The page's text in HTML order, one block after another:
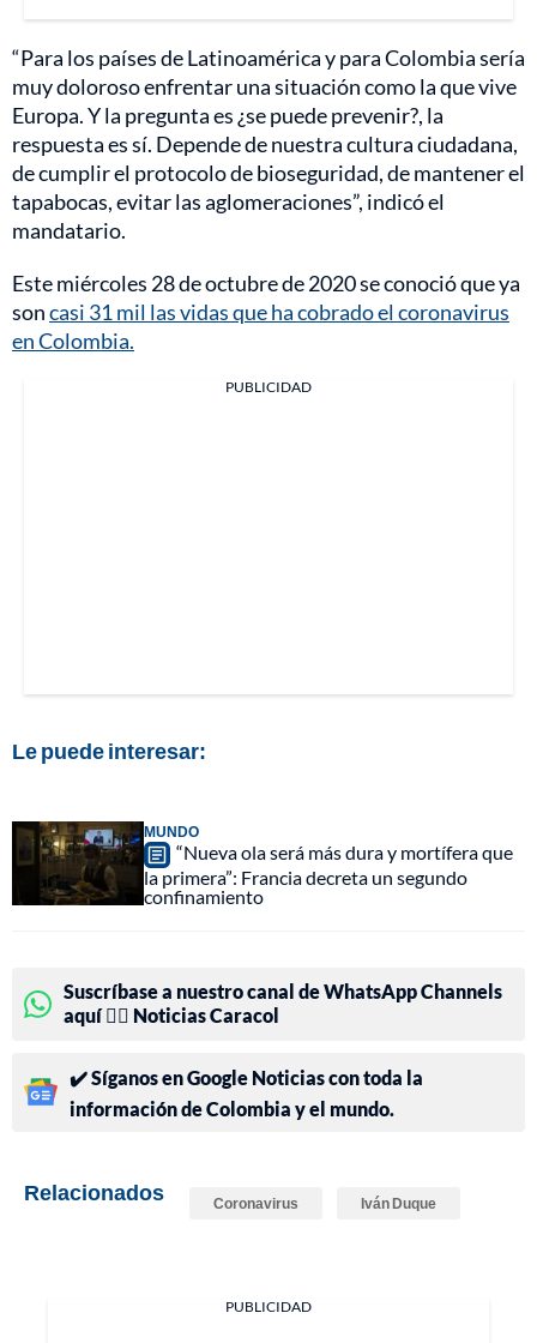
“Para los países de Latinoamérica y para Colombia sería
muy doloroso enfrentar una situación como la que vive
Europa. Y la pregunta es ¿se puede prevenir?, la
respuesta es sí. Depende de nuestra cultura ciudadana,
de cumplir el protocolo de bioseguridad, de mantener el
tapabocas, evitar las aglomeraciones”, indicó el
mandatario.
Este miércoles 28 de octubre de 2020 se conoció que ya
soncasi 31 mil las vidas que ha cobrado el coronavirus
en Colombia.
PUBLICIDAD
Le puede interesar:
MUNDO
“Nueva ola será más dura y mortífera que
la primera”: Francia decreta un segundo
confinamiento
Suscríbase a nuestro canal de WhatsApp Channels
aquí 👉🏻 Noticias Caracol
✔️ Síganos en Google Noticias con toda la
información de Colombia y el mundo.
Relacionados Coronavirus Iván Duque
PUBLICIDAD